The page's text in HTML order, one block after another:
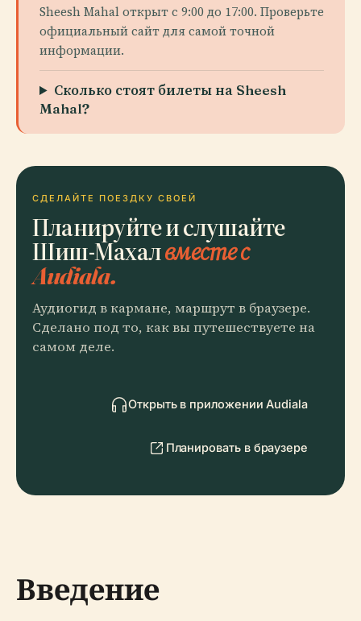
Sheesh Mahal открыт с 9:00 до 17:00. Проверьте
официальный сайт для самой точной
информации.
Сколько стоят билеты на Sheesh
Mahal?
СДЕЛАЙТЕ ПОЕЗДКУ СВОЕЙ
Планируйте и слушайте
Шиш-Махалвместе с
Audiala.
Аудиогид в кармане, маршрут в браузере.
Сделано под то, как вы путешествуете на
самом деле.
Открыть в приложении Audiala
Планировать в браузере
Введение